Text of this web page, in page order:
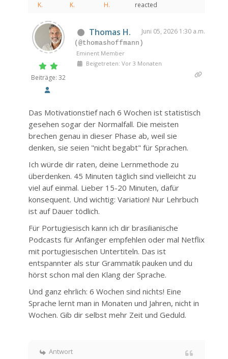
K.
K.
H.
reacted
Beiträge: 32
Thomas H. Juni 05, 2026 1:30 a.m.
(@thomashoffmann)
Eminent Member
Beigetreten: Vor 3 Monaten
Das Motivationstief nach 6 Wochen ist statistisch
gesehen sogar der Normalfall. Die meisten
brechen genau in dieser Phase ab, weil sie
denken, sie seien "nicht begabt" für Sprachen.
Ich würde dir raten, deine Lernmethode zu
überdenken. 45 Minuten täglich sind vielleicht zu
viel auf einmal. Lieber 15-20 Minuten, dafür
konsequent. Und wichtig: Variation! Nur Lehrbuch
ist auf Dauer tödlich.
Für Portugiesisch kann ich dir brasilianische
Podcasts für Anfänger empfehlen oder mal Netflix
mit portugiesischen Untertiteln. Das ist
entspannter als stur Grammatik pauken und du
hörst schon mal den Klang der Sprache.
Und ganz ehrlich: 6 Wochen sind nichts! Eine
Sprache lernt man in Monaten und Jahren, nicht in
Wochen. Gib dir selbst mehr Zeit und Geduld.
Antwort